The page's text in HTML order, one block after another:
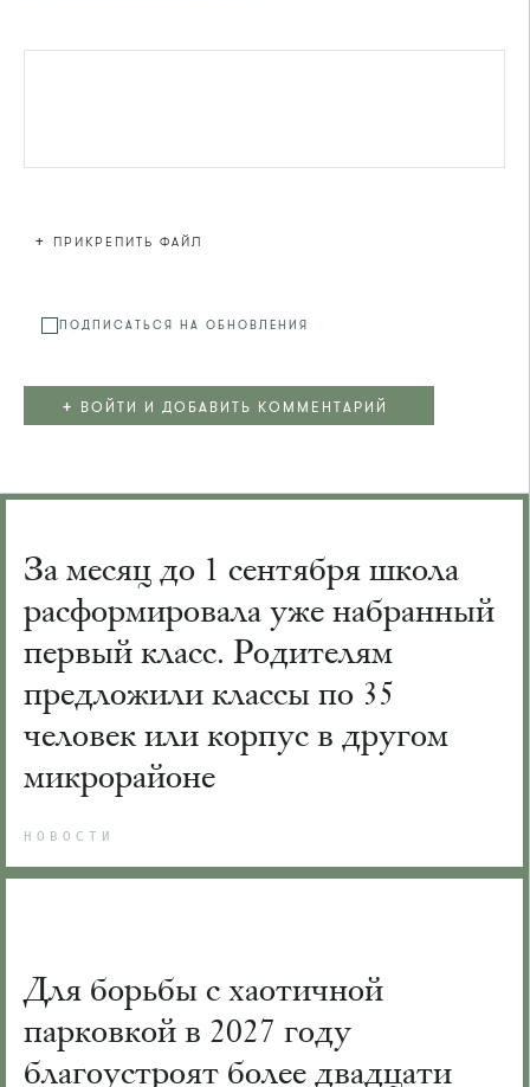
+ ПРИКРЕПИТЬ ФАЙЛ
ПОДПИСАТЬСЯ НА ОБНОВЛЕНИЯ
+ ВОЙТИ И ДОБАВИТЬ КОММЕНТАРИЙ
За месяц до 1 сентября школа
расформировала уже набранный
первый класс. Родителям
предложили классы по 35
человек или корпус в другом
микрорайоне
НОВОСТИ
Для борьбы с хаотичной
парковкой в 2027 году
благоустроят более двадцати